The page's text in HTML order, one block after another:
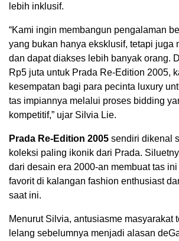
lebih inklusif.
“Kami ingin membangun pengalaman
yang bukan hanya eksklusif, tetapi juga
dan dapat diakses lebih banyak orang.
Rp5 juta untuk Prada Re-Edition 2005,
kesempatan bagi para pecinta luxury
tas impiannya melalui proses bidding
kompetitif,” ujar Silvia Lie.
Prada Re-Edition 2005 sendiri dikenal
koleksi paling ikonik dari Prada.
dari desain era 2000-an membuat tas
favorit di kalangan fashion enthusiast
saat ini.
Menurut Silvia, antusiasme masyarakat
lelang sebelumnya menjadi alasan